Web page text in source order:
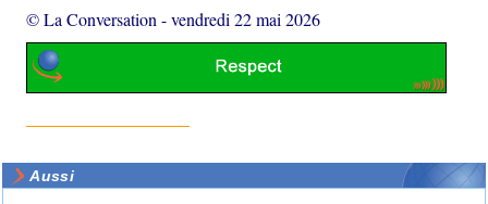
© La Conversation -vendredi 22 mai 2026
Aussi